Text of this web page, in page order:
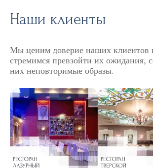
Наши клиенты
Мы ценим доверие наших клиентов
стремимся превзойти их ожидания,
них неповторимые образы.